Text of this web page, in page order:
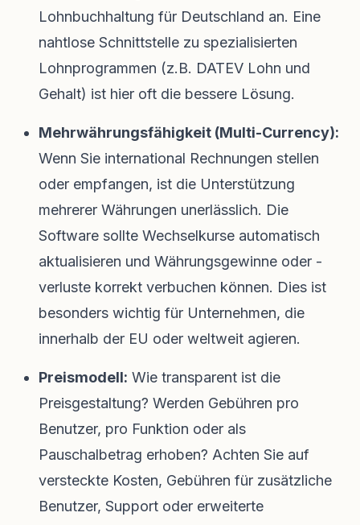
Lohnbuchhaltung für Deutschland an. Eine
nahtlose Schnittstelle zu spezialisierten
Lohnprogrammen (z.B. DATEV Lohn und
Gehalt) ist hier oft die bessere Lösung.
Mehrwährungsfähigkeit (Multi-Currency):
Wenn Sie international Rechnungen stellen
oder empfangen, ist die Unterstützung
mehrerer Währungen unerlässlich. Die
Software sollte Wechselkurse automatisch
aktualisieren und Währungsgewinne oder -
verluste korrekt verbuchen können. Dies ist
besonders wichtig für Unternehmen, die
innerhalb der EU oder weltweit agieren.
Preismodell: Wie transparent ist die
Preisgestaltung? Werden Gebühren pro
Benutzer, pro Funktion oder als
Pauschalbetrag erhoben? Achten Sie auf
versteckte Kosten, Gebühren für zusätzliche
Benutzer, Support oder erweiterte